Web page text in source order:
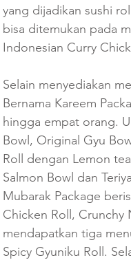
yang dijadikan sushi
bisa ditemukan pada
Indonesian Curry
Selain menyediakan
Bernama Kareem
hingga empat orang.
Bowl, Original Gyu
Roll dengan Lemon
Salmon Bowl dan
Mubarak Package
Chicken Roll, Crunchy
mendapatkan tiga
Spicy Gyuniku Roll.